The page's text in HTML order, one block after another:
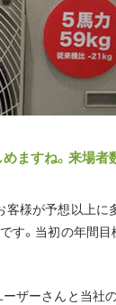
ますね。来場
様が予想以上に
す。当初の年間
ザーさんと当社